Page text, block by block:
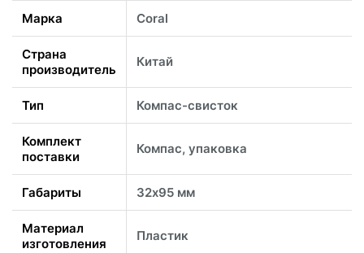
Марка Coral
Страна
производитель
Китай
Тип Компас-свисток
Комплект
поставки
Компас, упаковка
Габариты 32х95 мм
Материал
изготовления
Пластик